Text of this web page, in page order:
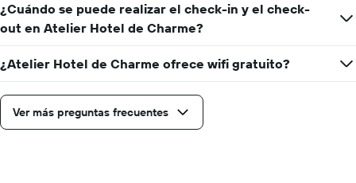
gráfico
muestra
1
eje
que
indica
los
¿Cuándo se puede realizar el check-in y el check-
out en Atelier Hotel de Charme?
¿Atelier Hotel de Charme ofrece wifi gratuito?
Ver más preguntas frecuentes